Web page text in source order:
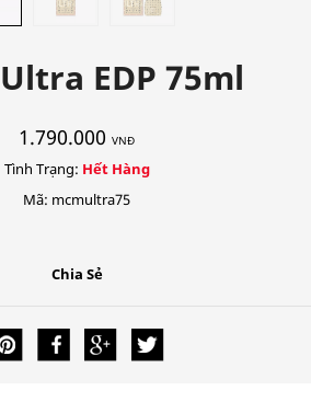
EDP 75ml
1.790.000 VNĐ
Tình Trạng: Hết Hàng
Mã: mcmultra75
Chia Sẻ